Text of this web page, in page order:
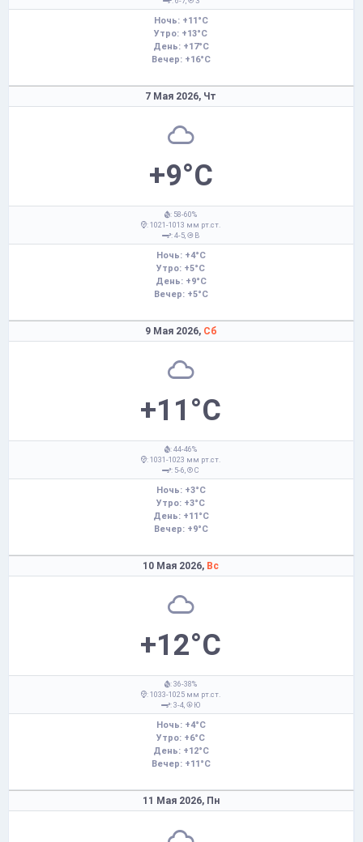
Ночь: +11°C
Утро: +13°C
День: +17°C
Вечер: +16°C
7 Мая 2026, Чт
+9°C
: 58-60%
: 1021-1013 мм рт.ст.
: 4-5,
В
Ночь: +4°C
Утро: +5°C
День: +9°C
Вечер: +5°C
9 Мая 2026, Сб
+11°C
: 44-46%
: 1031-1023 мм рт.ст.
: 5-6,
С
Ночь: +3°C
Утро: +3°C
День: +11°C
Вечер: +9°C
10 Мая 2026, Вс
+12°C
: 36-38%
: 1033-1025 мм рт.ст.
: 3-4,
Ю
Ночь: +4°C
Утро: +6°C
День: +12°C
Вечер: +11°C
11 Мая 2026, Пн